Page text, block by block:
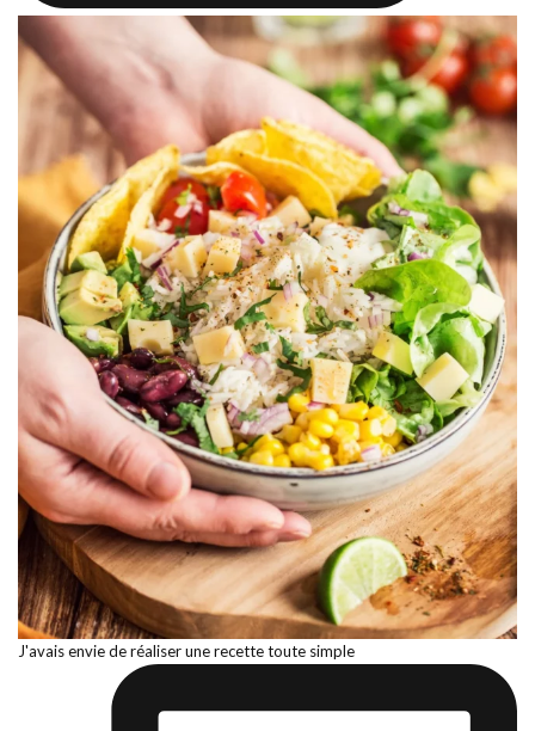
J'avais envie de réaliser une recette toute simple